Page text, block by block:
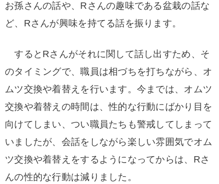
お孫さんの話や、Rさんの趣味である盆栽の話な
ど、Rさんが興味を持てる話を振ります。
するとRさんがそれに関して話し出すため、そ
のタイミングで、職員は相づちを打ちながら、オ
ムツ交換や着替えを行います。 今までは、オムツ
交換や着替えの時間は、性的な行動にばかり目を
向けてしまい、つい職員たちも警戒してしまって
いましたが、 会話をしながら楽しい雰囲気でオム
ツ交換や着替えをするようになってからは、Rさ
んの性的な行動は減りました。